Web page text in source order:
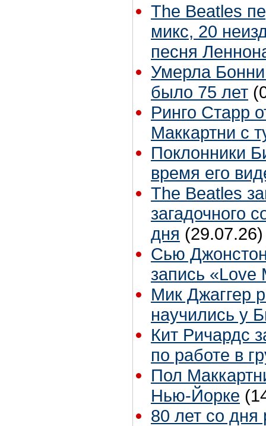
The Beatles
микс, 20
песня
Умерла
было 75 лет
Ринго Старр
Маккартни с
Поклонники
время его
The Beatles
загадочного
дня (29.07.26)
Сью
запись «Love
Мик Джаггер
научились у
Кит Ричардс
по работе в
Пол
Нью-Йорке
80 лет со